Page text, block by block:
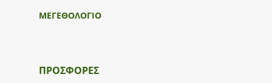
ΜΕΓΕΘΟΛΟΓΙΟ
ΠΡΟΣΦΟΡΕΣ